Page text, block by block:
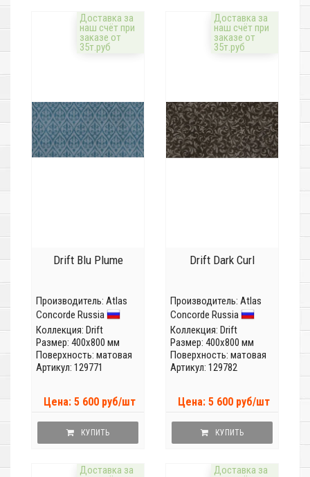
Доставка за
наш счёт при
заказе от
35т.руб
Drift Blu Plume
Производитель: Atlas
Concorde Russia
Коллекция: Drift
Размер: 400x800 мм
Поверхность: матовая
Артикул: 129771
Цена: 5 600 руб/шт
КУПИТЬ
Доставка за
наш счёт при
заказе от
35т.руб
Drift Dark Curl
Производитель: Atlas
Concorde Russia
Коллекция: Drift
Размер: 400x800 мм
Поверхность: матовая
Артикул: 129782
Цена: 5 600 руб/шт
КУПИТЬ
Доставка за Доставка за